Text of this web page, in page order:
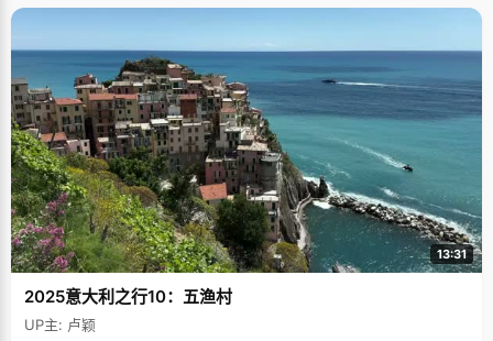
13:31
2025意大利之行10：五渔村
UP主: 卢颖